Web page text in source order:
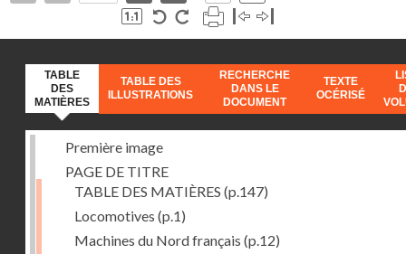
TABLE
DES
MATIÈRES
TABLE DES
ILLUSTRATIONS
RECHERCHE
DANS LE
DOCUMENT
TEXTE
OCÉRISÉ
Première image
PAGE DE TITRE
TABLE DES MATIÈRES (p.147)
Locomotives (p.1)
Machines du Nord français (p.12)